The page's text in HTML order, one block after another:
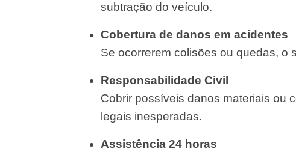
subtração do veículo.
Cobertura de danos em acidentes
Se ocorrerem colisões ou quedas, o
Responsabilidade Civil
Cobrir possíveis danos materiais ou
legais inesperadas.
Assistência 24 horas